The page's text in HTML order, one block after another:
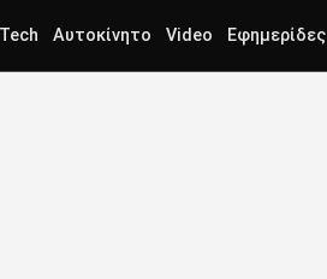
Tech Αυτοκίνητο Video Εφημερίδες